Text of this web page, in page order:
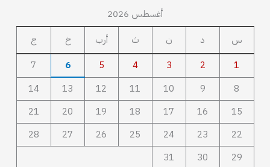
أغسطس 2026
س
د ن ث أرب خ
ج
1
2
3
4
5
6
7
8
9
10
11
12
13
14
15
16
17
18
19
20
21
22
23
24
25
26
27
28
29
30
31